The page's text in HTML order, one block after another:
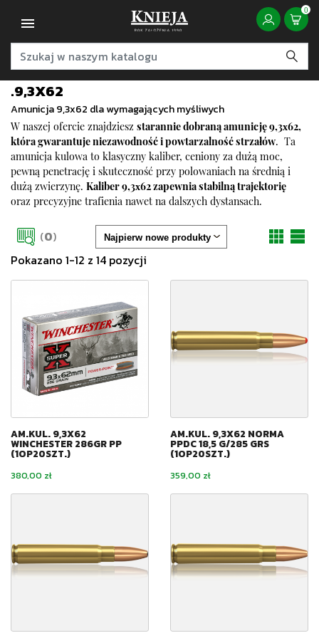
0
.9,3X62
Amunicja 9,3x62 dla wymagających myśliwych
W naszej ofercie znajdziesz starannie dobraną amunicję 9,3x62,
która gwarantuje niezawodność i powtarzalność strzałów. Ta
amunicja kulowa to klasyczny kaliber, ceniony za dużą moc,
pewną penetrację i skuteczność przy polowaniach na średnią i
dużą zwierzynę. Kaliber 9,3x62 zapewnia stabilną trajektorię
oraz precyzyjne trafienia nawet na dalszych dystansach.
(0)
Pokazano 1-12 z 14 pozycji
AM.KUL. 9,3X62
WINCHESTER 286GR PP
(1OP20SZT.)
Cena
380,00 zł
AM.KUL. 9,3X62 NORMA
PPDC 18,5 G/285 GRS
(1OP20SZT.)
Cena
359,00 zł